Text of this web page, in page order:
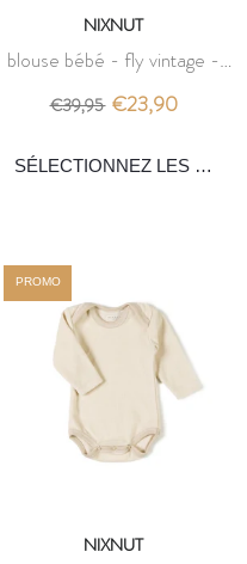
NIXNUT
blouse bébé - fly vintage -
nixnut
€39,95 €23,90
PROMO
NIXNUT